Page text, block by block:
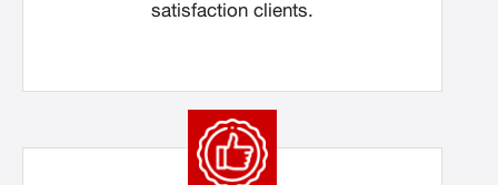
satisfaction clients.